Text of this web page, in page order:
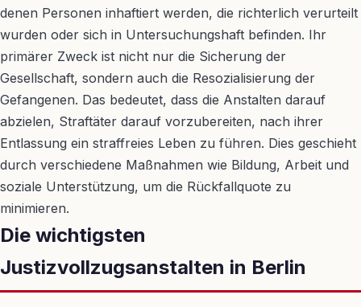
denen Personen inhaftiert werden, die richterlich verurteilt
wurden oder sich in Untersuchungshaft befinden. Ihr
primärer Zweck ist nicht nur die Sicherung der
Gesellschaft, sondern auch die Resozialisierung der
Gefangenen. Das bedeutet, dass die Anstalten darauf
abzielen, Straftäter darauf vorzubereiten, nach ihrer
Entlassung ein straffreies Leben zu führen. Dies geschieht
durch verschiedene Maßnahmen wie Bildung, Arbeit und
soziale Unterstützung, um die Rückfallquote zu
minimieren.
Die wichtigsten
Justizvollzugsanstalten in Berlin